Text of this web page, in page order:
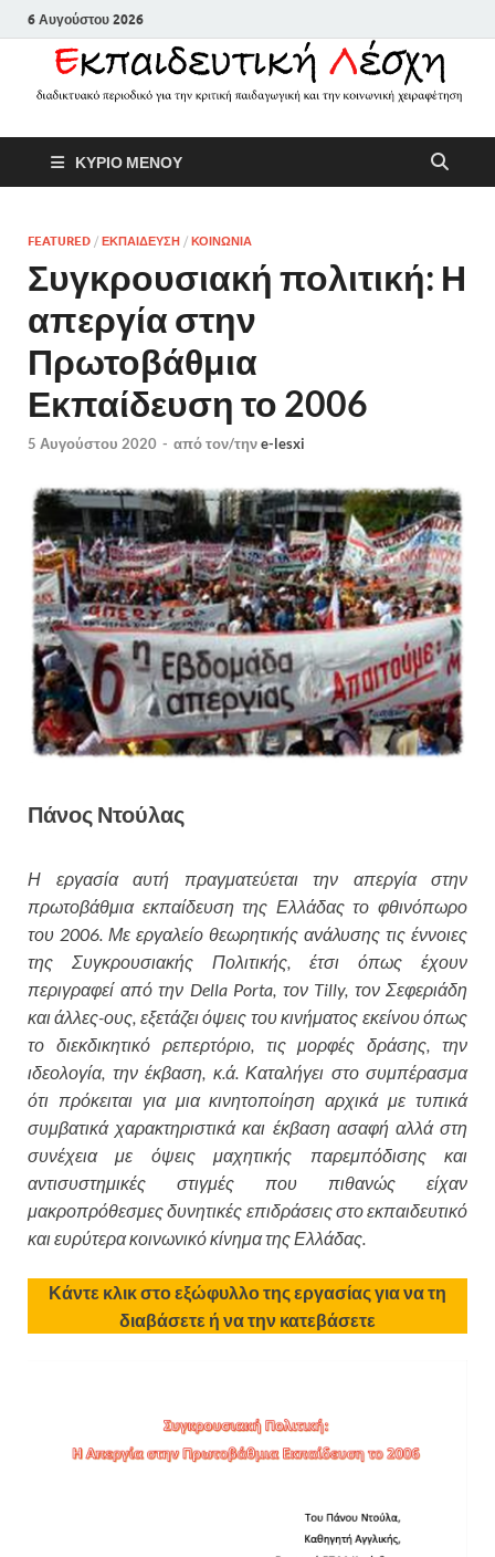
6 Αυγούστου 2026
κριτική παιδαγωγική και την
κοινωνική χειραφέτηση
ΚΥΡΙΟ ΜΕΝΟΥ
FEATURED / ΕΚΠΑΙΔΕΥΣΗ / ΚΟΙΝΩΝΙΑ
Συγκρουσιακή πολιτική: Η
απεργία στην
Πρωτοβάθμια
Εκπαίδευση το 2006
5 Αυγούστου 2020 - από τον/τηνe-lesxi
Πάνος Ντούλας
Η εργασία αυτή πραγματεύεται την απεργία στην
πρωτοβάθμια εκπαίδευση της Ελλάδας το φθινόπωρο
του 2006. Με εργαλείο θεωρητικής ανάλυσης τις έννοιες
της Συγκρουσιακής Πολιτικής, έτσι όπως έχουν
περιγραφεί από την Della Porta, τον Tilly, τον Σεφεριάδη
και άλλες-ους, εξετάζει όψεις του κινήματος εκείνου όπως
το διεκδικητικό ρεπερτόριο, τις μορφές δράσης, την
ιδεολογία, την έκβαση, κ.ά. Καταλήγει στο συμπέρασμα
ότι πρόκειται για μια κινητοποίηση αρχικά με τυπικά
συμβατικά χαρακτηριστικά και έκβαση ασαφή αλλά στη
συνέχεια με όψεις μαχητικής παρεμπόδισης και
αντισυστημικές στιγμές που πιθανώς είχαν
μακροπρόθεσμες δυνητικές επιδράσεις στο εκπαιδευτικό
και ευρύτερα κοινωνικό κίνημα της Ελλάδας.
Κάντε κλικ στο εξώφυλλο της εργασίας για να τη
διαβάσετε ή να την κατεβάσετε